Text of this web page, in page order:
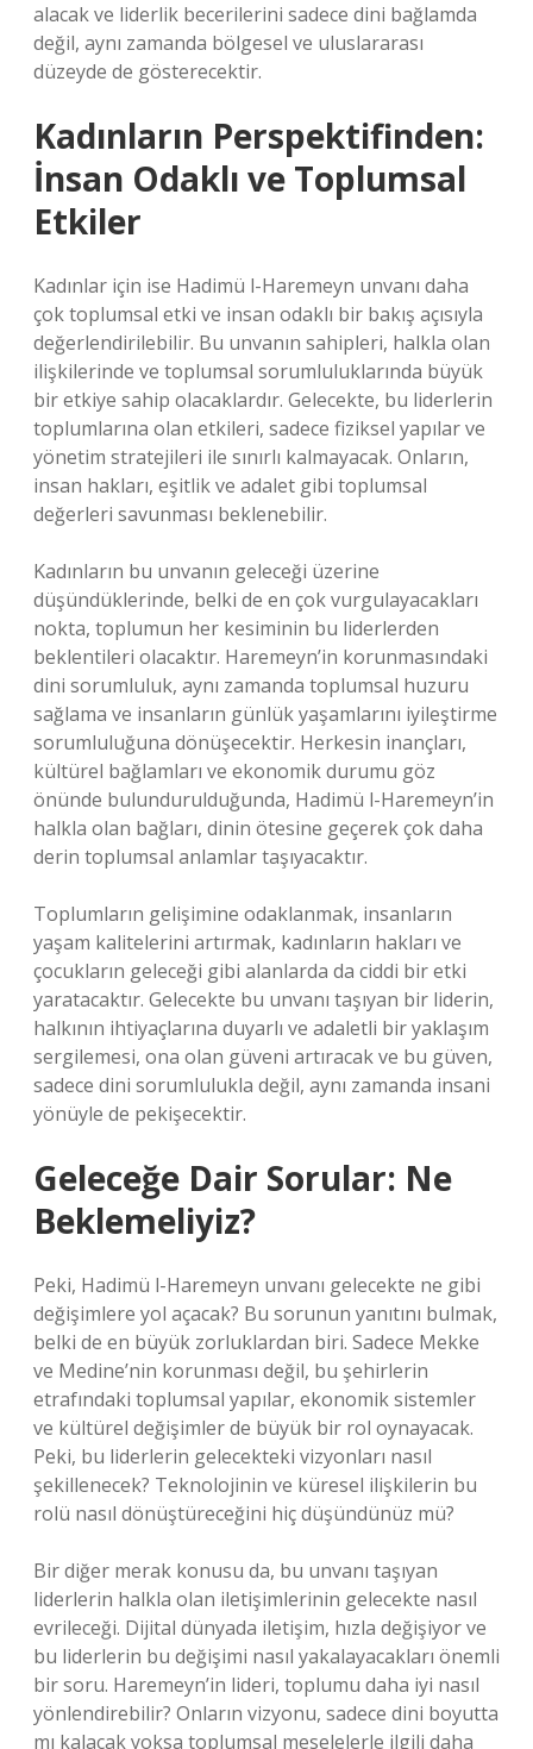
alacak ve liderlik becerilerini sadece dini bağlamda
değil, aynı zamanda bölgesel ve uluslararası
düzeyde de gösterecektir.
Kadınların Perspektifinden:
İnsan Odaklı ve Toplumsal
Etkiler
Kadınlar için ise Hadimü l-Haremeyn unvanı daha
çok toplumsal etki ve insan odaklı bir bakış açısıyla
değerlendirilebilir. Bu unvanın sahipleri, halkla olan
ilişkilerinde ve toplumsal sorumluluklarında büyük
bir etkiye sahip olacaklardır. Gelecekte, bu liderlerin
toplumlarına olan etkileri, sadece fiziksel yapılar ve
yönetim stratejileri ile sınırlı kalmayacak. Onların,
insan hakları, eşitlik ve adalet gibi toplumsal
değerleri savunması beklenebilir.
Kadınların bu unvanın geleceği üzerine
düşündüklerinde, belki de en çok vurgulayacakları
nokta, toplumun her kesiminin bu liderlerden
beklentileri olacaktır. Haremeyn’in korunmasındaki
dini sorumluluk, aynı zamanda toplumsal huzuru
sağlama ve insanların günlük yaşamlarını iyileştirme
sorumluluğuna dönüşecektir. Herkesin inançları,
kültürel bağlamları ve ekonomik durumu göz
önünde bulundurulduğunda, Hadimü l-Haremeyn’in
halkla olan bağları, dinin ötesine geçerek çok daha
derin toplumsal anlamlar taşıyacaktır.
Toplumların gelişimine odaklanmak, insanların
yaşam kalitelerini artırmak, kadınların hakları ve
çocukların geleceği gibi alanlarda da ciddi bir etki
yaratacaktır. Gelecekte bu unvanı taşıyan bir liderin,
halkının ihtiyaçlarına duyarlı ve adaletli bir yaklaşım
sergilemesi, ona olan güveni artıracak ve bu güven,
sadece dini sorumlulukla değil, aynı zamanda insani
yönüyle de pekişecektir.
Geleceğe Dair Sorular: Ne
Beklemeliyiz?
Peki, Hadimü l-Haremeyn unvanı gelecekte ne gibi
değişimlere yol açacak? Bu sorunun yanıtını bulmak,
belki de en büyük zorluklardan biri. Sadece Mekke
ve Medine’nin korunması değil, bu şehirlerin
etrafındaki toplumsal yapılar, ekonomik sistemler
ve kültürel değişimler de büyük bir rol oynayacak.
Peki, bu liderlerin gelecekteki vizyonları nasıl
şekillenecek? Teknolojinin ve küresel ilişkilerin bu
rolü nasıl dönüştüreceğini hiç düşündünüz mü?
Bir diğer merak konusu da, bu unvanı taşıyan
liderlerin halkla olan iletişimlerinin gelecekte nasıl
evrileceği. Dijital dünyada iletişim, hızla değişiyor ve
bu liderlerin bu değişimi nasıl yakalayacakları önemli
bir soru. Haremeyn’in lideri, toplumu daha iyi nasıl
yönlendirebilir? Onların vizyonu, sadece dini boyutta
mı kalacak yoksa toplumsal meselelerle ilgili daha